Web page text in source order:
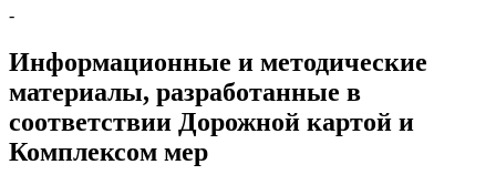
-
Информационные и методические
материалы, разработанные в
соответствии Дорожной картой и
Комплексом мер